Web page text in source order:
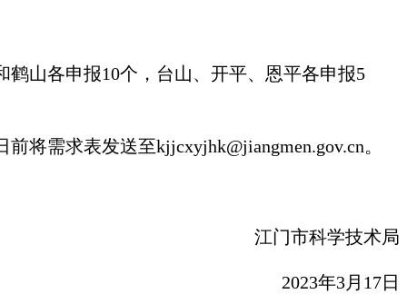
山各申报10个，台山、开平、恩平各申报5
将需求表发送至kjjcxyjhk@jiangmen.gov.cn。
江门市科学技术局
2023年3月17日